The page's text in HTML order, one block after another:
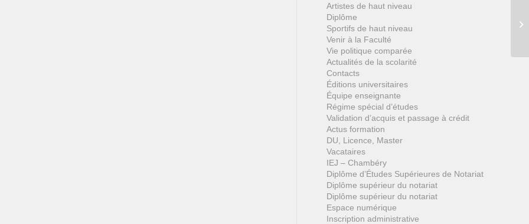
Artistes de haut niveau
Diplôme
Sportifs de haut niveau
Venir à la Faculté
Vie politique comparée
Actualités de la scolarité
Contacts
Éditions universitaires
Équipe enseignante
Régime spécial d’études
Validation d’acquis et passage à crédit
Actus formation
DU, Licence, Master
Vacataires
IEJ – Chambéry
Diplôme d’Études Supérieures de Notariat
Diplôme supérieur du notariat
Diplôme supérieur du notariat
Espace numérique
Inscription administrative